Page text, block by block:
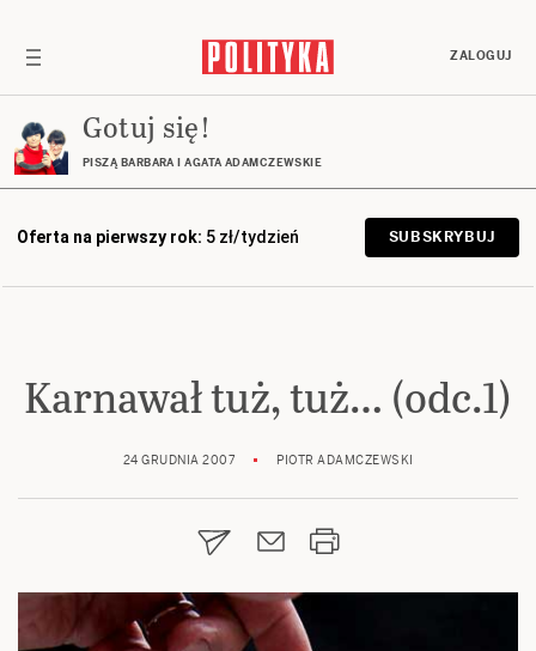
ZALOGUJ
Gotuj się!
PISZĄ BARBARA I AGATA ADAMCZEWSKIE
Oferta na pierwszy rok: 5 zł/tydzień SUBSKRYBUJ
Karnawał tuż, tuż… (odc.1)
24 GRUDNIA 2007 PIOTR ADAMCZEWSKI